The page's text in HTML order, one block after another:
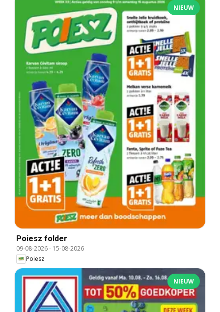
NIEUW
Poiesz folder
09-08-2026- 15-08-2026
Poiesz
NIEUW